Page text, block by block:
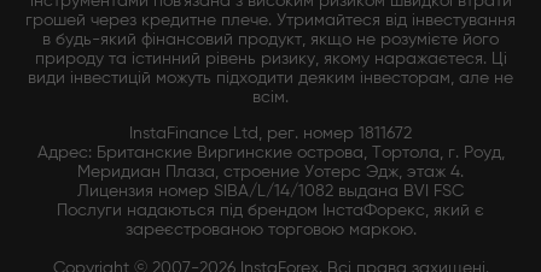
грошей через кредитне плече. Утримайтеся від інвестування
в будь-який фінансовий продукт, якщо не розумієте його
природу та істинний рівень ризику, якому наражаєтеся. Ці
види інвестицій можуть підходити деяким інвесторам, але не
всім.
InstaFinance Ltd, рег. номер 1811672
Адрес: Британские Виргинские острова, Тортола, г. Роуд,
Меридиан Плаза, строение Уотерс Эдж, этаж 4.
Лицензия номер SIBA/L/14/1082 выдана BVI FSC
Послуги надаються під брендом ІнстаФорекс, який є
зареєстрованою торговою маркою.
Copyright © 2007-2026 InstaForex. Всі права захищені.